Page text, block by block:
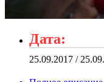
Дата:
25.09.2017 /